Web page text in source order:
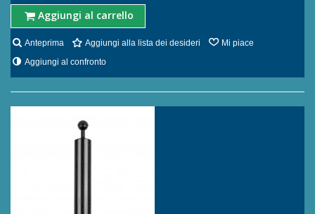
Aggiungi al carrello
Anteprima Aggiungi alla lista dei desideri
Mi piace
Aggiungi al confronto